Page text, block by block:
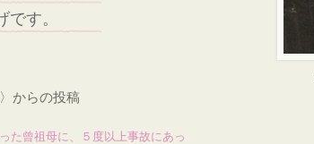
す。
からの投稿
た曾祖母に、５度以上事故にあっ